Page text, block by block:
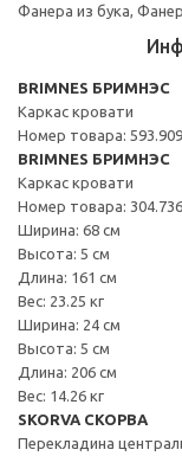
Фанера из бука,
BRIMNES БРИМНЭС
Каркас кровати
Номер товара:
BRIMNES БРИМНЭС
Каркас кровати
Номер товара:
Ширина: 68 см
Высота: 5 см
Длина: 161 см
Вес: 23.25 кг
Ширина: 24 см
Высота: 5 см
Длина: 206 см
Вес: 14.26 кг
SKORVA СКОРВА
Перекладина